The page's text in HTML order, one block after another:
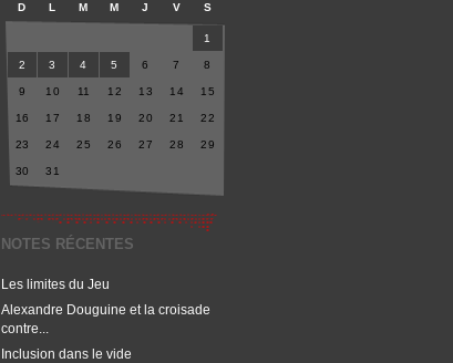
D L M M J V S
1
2 3 4 5 6 7 8
9 10 11 12 13 14 15
16 17 18 19 20 21 22
23 24 25 26 27 28 29
30 31
NOTES RÉCENTES
Les limites du Jeu
Alexandre Douguine et la croisade
contre...
Inclusion dans le vide